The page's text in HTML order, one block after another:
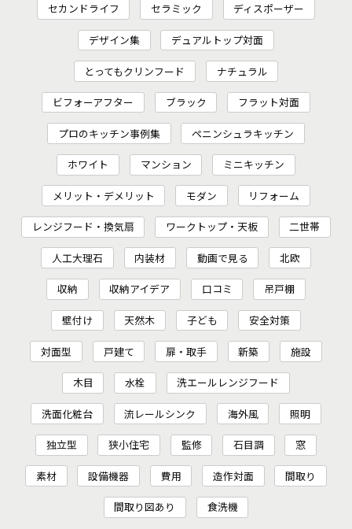
セカンドライフ セラミック ディスポーザー
デザイン集 デュアルトップ対面
とってもクリンフード ナチュラル
ビフォーアフター ブラック フラット対面
プロのキッチン事例集 ペニンシュラキッチン
ホワイト マンション ミニキッチン
メリット・デメリット モダン リフォーム
レンジフード・換気扇 ワークトップ・天板 二世帯
人工大理石 内装材 動画で見る 北欧
収納 収納アイデア 口コミ 吊戸棚
壁付け 天然木 子ども 安全対策
対面型 戸建て 扉・取手 新築 施設
木目 水栓 洗エールレンジフード
洗面化粧台 流レールシンク 海外風 照明
独立型 狭小住宅 監修 石目調 窓
素材 設備機器 費用 造作対面 間取り
間取り図あり 食洗機